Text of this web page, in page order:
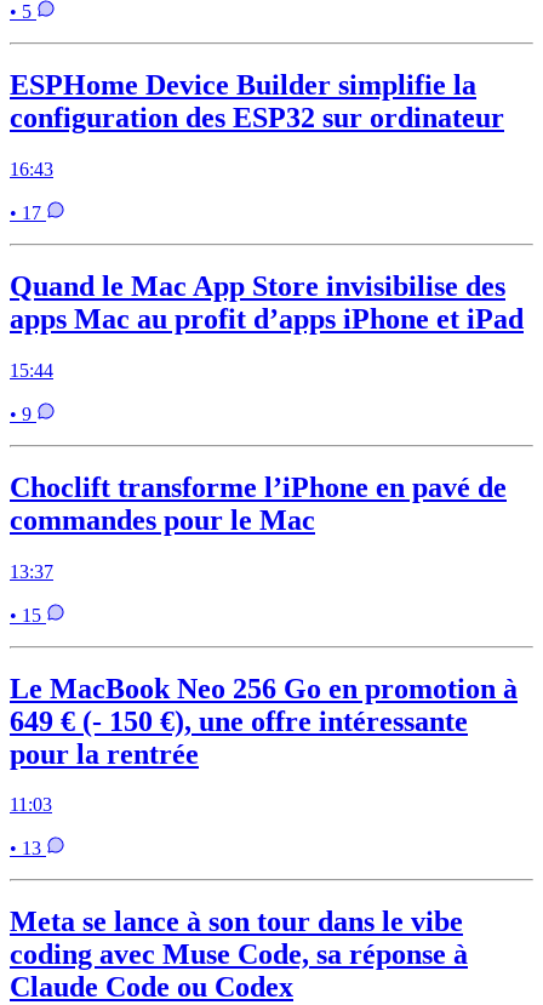
• 5
ESPHome Device Builder simplifie la
configuration des ESP32 sur ordinateur
16:43
• 17
Quand le Mac App Store invisibilise des
apps Mac au profit d’apps iPhone et iPad
15:44
• 9
Choclift transforme l’iPhone en pavé de
commandes pour le Mac
13:37
• 15
Le MacBook Neo 256 Go en promotion à
649 € (- 150 €), une offre intéressante
pour la rentrée
11:03
• 13
Meta se lance à son tour dans le vibe
coding avec Muse Code, sa réponse à
Claude Code ou Codex